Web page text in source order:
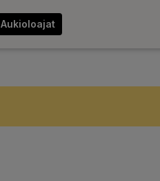
Aukioloajat